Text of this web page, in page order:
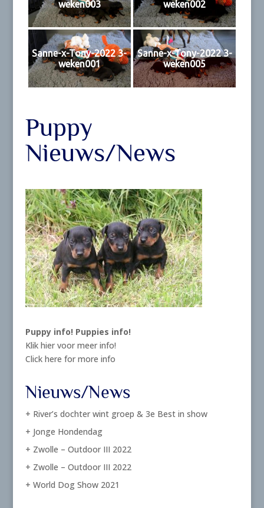
weken003
weken002
Sanne-x-Tony-2022 3-
weken001
Sanne-x-Tony-2022 3-
weken005
Puppy
Nieuws/News
Puppy info! Puppies info!
Klik hier voor meer info!
Click here for more info
Nieuws/News
+ River’s dochter wint groep & 3e Best in show
+ Jonge Hondendag
+ Zwolle – Outdoor III 2022
+ Zwolle – Outdoor III 2022
+ World Dog Show 2021